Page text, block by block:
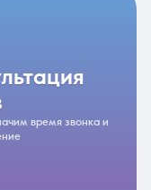
время звонка и